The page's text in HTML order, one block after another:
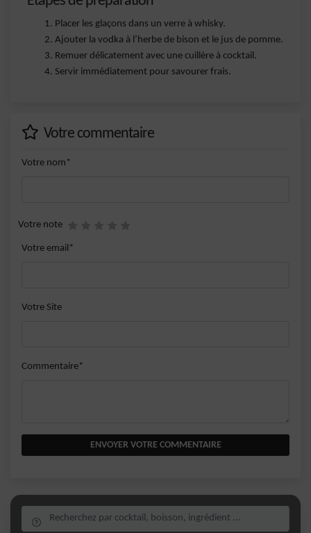
Placer les glaçons dans un verre à whisky.
Ajouter la vodka à l’herbe de bison et le jus de pomme.
Remuer délicatement avec une cuillère à cocktail.
Servir immédiatement pour savourer frais.
Votre commentaire
Votre nom*
Votre note
Votre email*
Votre Site
Commentaire*
ENVOYER VOTRE COMMENTAIRE